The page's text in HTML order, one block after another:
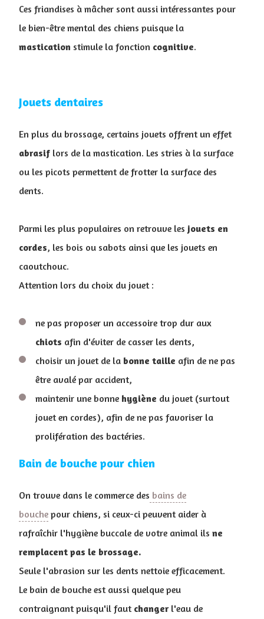
Ces friandises à mâcher sont aussi intéressantes pour
le bien-être mental des chiens puisque la
mastication stimule la fonction cognitive.
Jouets dentaires
En plus du brossage, certains jouets offrent un effet
abrasif lors de la mastication. Les stries à la surface
ou les picots permettent de frotter la surface des
dents.
Parmi les plus populaires on retrouve les jouets en
cordes, les bois ou sabots ainsi que les jouets en
caoutchouc.
Attention lors du choix du jouet :
ne pas proposer un accessoire trop dur aux
chiots afin d'éviter de casser les dents,
choisir un jouet de la bonne taille afin de ne pas
être avalé par accident,
maintenir une bonne hygiène du jouet (surtout
jouet en cordes), afin de ne pas favoriser la
prolifération des bactéries.
Bain de bouche pour chien
On trouve dans le commerce des bains de
bouche pour chiens, si ceux-ci peuvent aider à
rafraîchir l'hygiène buccale de votre animal ils ne
remplacent pas le brossage.
Seule l'abrasion sur les dents nettoie efficacement.
Le bain de bouche est aussi quelque peu
contraignant puisqu'il faut changerl'eau de